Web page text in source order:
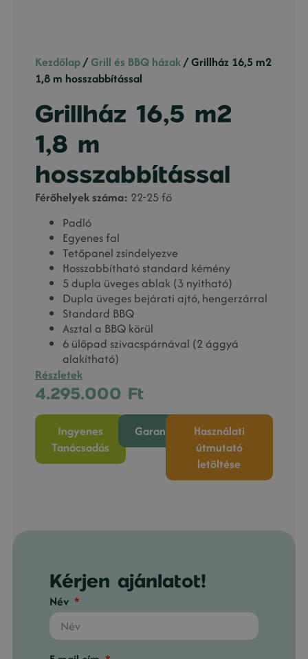
Kezdőlap/Grill és BBQ házak/ Grillház 16,5 m2
1,8 m hosszabbítással
Grillház 16,5 m2
1,8 m
hosszabbítással
Férőhelyek száma: 22-25 fő
Padló
Egyenes fal
Tetőpanel zsindelyezve
Hosszabbítható standard kémény
5 dupla üveges ablak (3 nyitható)
Dupla üveges bejárati ajtó, hengerzárral
Standard BBQ
Asztal a BBQ körül
6 ülőpad szivacspárnával (2 ággyá
alakítható)
Részletek
4.295.000 Ft
Ingyenes
Tanácsadás
Garancia
Használati
útmutató
letöltése
Kérjen ajánlatot!
Név